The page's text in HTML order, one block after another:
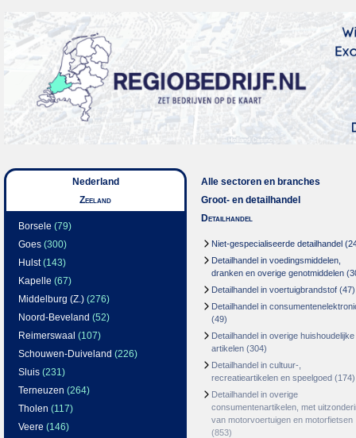
Nederland
Zeeland
Borsele (79)
Goes (300)
Hulst(143)
Kapelle (67)
Middelburg (Z.) (276)
Noord-Beveland (52)
Reimerswaal (107)
Schouwen-Duiveland (226)
Sluis (231)
Terneuzen (264)
Tholen (117)
Veere (146)
Alle sectoren en branches
Groot- en detailhandel
Detailhandel
Niet-gespecialiseerde detailhandel
Detailhandel in voedingsmiddelen,
dranken en overige genotmiddelen
Detailhandel in voertuigbrandstof (47)
Detailhandel in
(49)
Detailhandel in overige huishoudelijke
artikelen (304)
Detailhandel in cultuur-,
recreatieartikelen en speelgoed (174)
Detailhandel in overige
consumentenartikelen, met
van motorvoertuigen en motorfietsen
(853)